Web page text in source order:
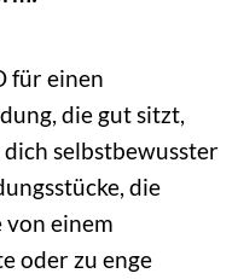
für einen
die gut sitzt,
selbstbewusster
die
von einem
oder zu enge